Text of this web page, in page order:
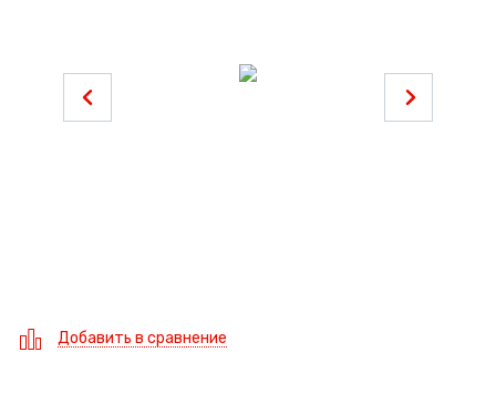
Добавить в сравнение